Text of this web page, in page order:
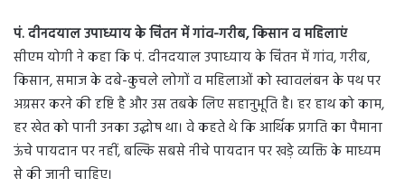
पं. दीनदयाल उपाध्याय के चिंतन में गांव-गरीब, किसान व महिलाएं
सीएम योगी ने कहा कि पं. दीनदयाल उपाध्याय के चिंतन में गांव, गरीब,
किसान, समाज के दबे-कुचले लोगों व महिलाओं को स्वावलंबन के पथ पर
अग्रसर करने की दृष्टि है और उस तबके लिए सहानुभूति है। हर हाथ को काम,
हर खेत को पानी उनका उद्घोष था। वे कहते थे कि आर्थिक प्रगति का पैमाना
ऊंचे पायदान पर नहीं, बल्कि सबसे नीचे पायदान पर खड़े व्यक्ति के माध्यम
से की जानी चाहिए।